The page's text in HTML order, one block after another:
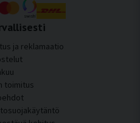
ja reklamaatio
toimitus